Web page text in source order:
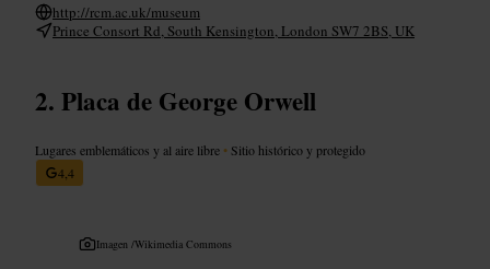
http://rcm.ac.uk/museum
Prince Consort Rd, South Kensington, London SW7 2BS, UK
Placa de George Orwell
Lugares emblemáticos y al aire libre • Sitio histórico y protegido
4,4
Imagen /Wikimedia Commons